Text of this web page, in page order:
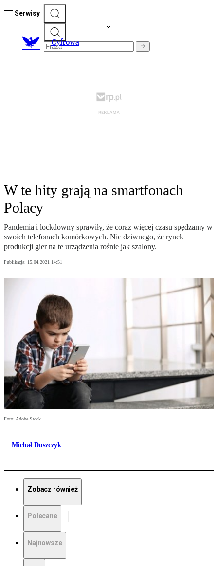
Serwisy
Cyfrowa
W te hity grają na smartfonach
Polacy
Pandemia i lockdowny sprawiły, że coraz więcej czasu spędzamy w
swoich telefonach komórkowych. Nic dziwnego, że rynek
produkcji gier na te urządzenia rośnie jak szalony.
Publikacja: 15.04.2021 14:51
Foto: Adobe Stock
Michał Duszczyk
Zobacz również
Polecane
Najnowsze